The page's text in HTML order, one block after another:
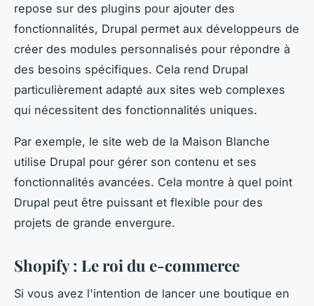
repose sur des plugins pour ajouter des
fonctionnalités, Drupal permet aux développeurs de
créer des modules personnalisés pour répondre à
des besoins spécifiques. Cela rend Drupal
particulièrement adapté aux sites web complexes
qui nécessitent des fonctionnalités uniques.
Par exemple, le site web de la Maison Blanche
utilise Drupal pour gérer son contenu et ses
fonctionnalités avancées. Cela montre à quel point
Drupal peut être puissant et flexible pour des
projets de grande envergure.
Shopify : Le roi du e-commerce
Si vous avez l'intention de lancer une boutique en